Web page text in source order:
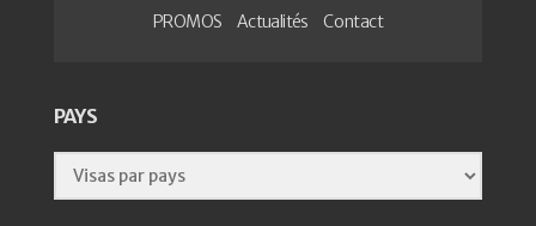
PROMOS
Actualités Contact
PAYS